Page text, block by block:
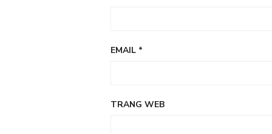
EMAIL *
TRANG WEB